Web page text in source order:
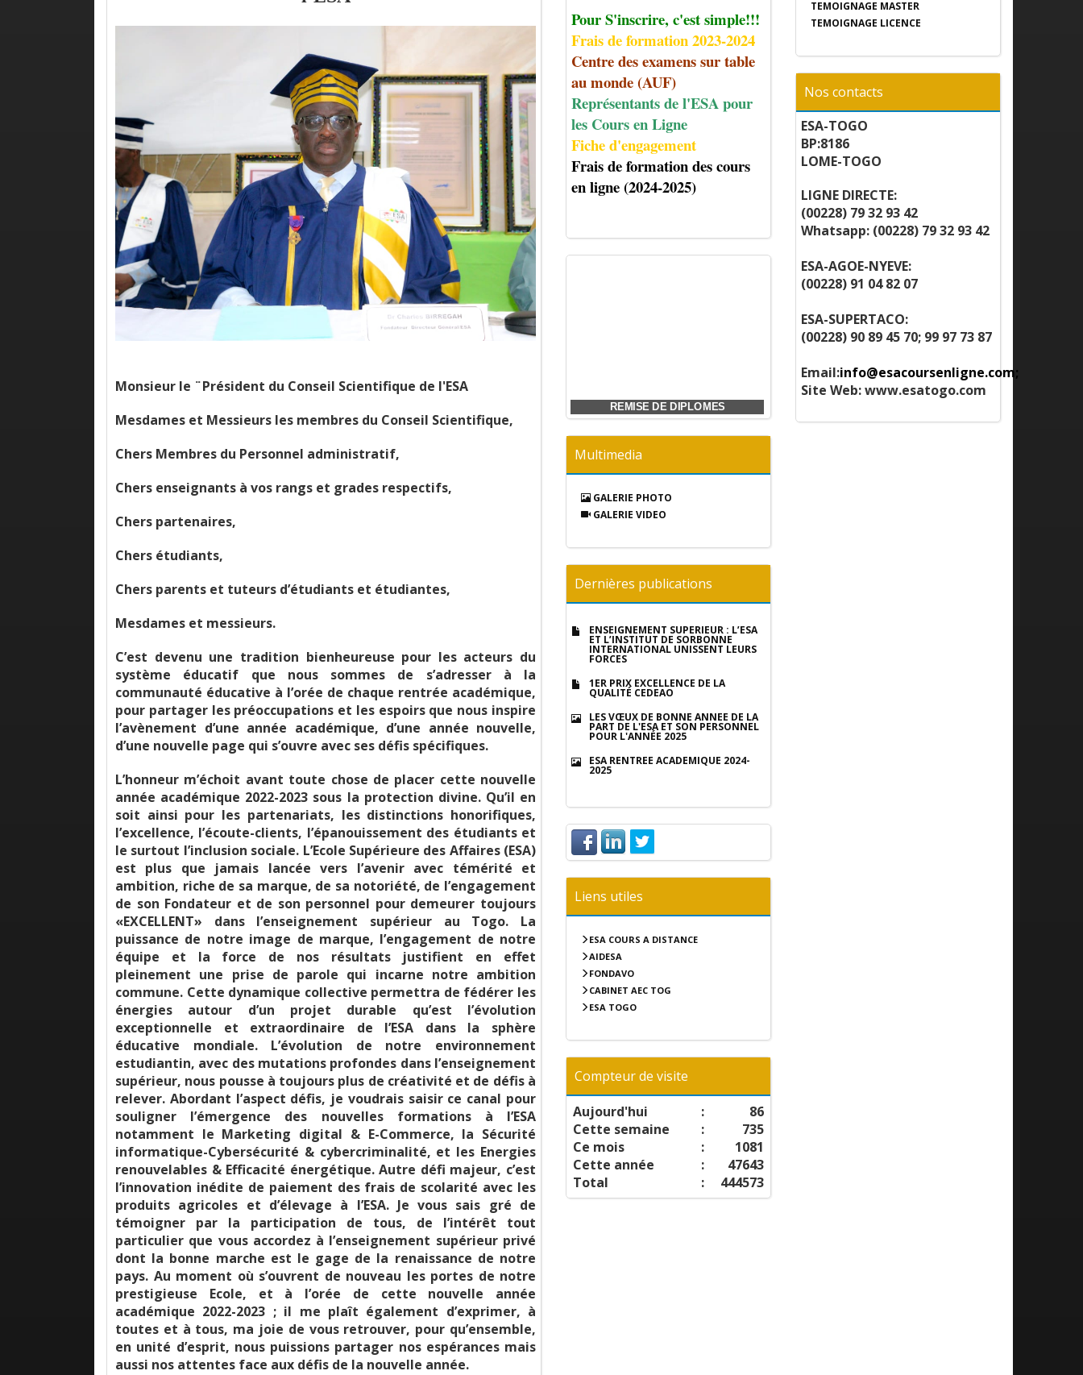
Monsieur le ¨Président du Conseil Scientifique de l'ESA
Mesdames et Messieurs les membres du Conseil Scientifique,
Chers Membres du Personnel administratif,
Chers enseignants à vos rangs et grades respectifs,
Chers partenaires,
Chers étudiants,
Chers parents et tuteurs d’étudiants et étudiantes,
Mesdames et messieurs.
C’est devenu une tradition bienheureuse pour les acteurs du
système éducatif que nous sommes de s’adresser à la
communauté éducative à l’orée de chaque rentrée académique,
pour partager les préoccupations et les espoirs que nous inspire
l’avènement d’une année académique, d’une année nouvelle,
d’une nouvelle page qui s’ouvre avec ses défis spécifiques.
L’honneur m’échoit avant toute chose de placer cette nouvelle
année académique 2022-2023 sous la protection divine. Qu’il en
soit ainsi pour les partenariats, les distinctions honorifiques,
l’excellence, l’écoute-clients, l’épanouissement des étudiants et
le surtout l’inclusion sociale. L’Ecole Supérieure des Affaires (ESA)
est plus que jamais lancée vers l’avenir avec témérité et
ambition, riche de sa marque, de sa notoriété, de l’engagement
de son Fondateur et de son personnel pour demeurer toujours
«EXCELLENT» dans l’enseignement supérieur au Togo. La
puissance de notre image de marque, l’engagement de notre
équipe et la force de nos résultats justifient en effet
pleinement une prise de parole qui incarne notre ambition
commune. Cette dynamique collective permettra de fédérer les
énergies autour d’un projet durable qu’est l’évolution
exceptionnelle et extraordinaire de l’ESA dans la sphère
éducative mondiale. L’évolution de notre environnement
estudiantin, avec des mutations profondes dans l’enseignement
supérieur, nous pousse à toujours plus de créativité et de défis à
relever. Abordant l’aspect défis, je voudrais saisir ce canal pour
souligner l’émergence des nouvelles formations à l’ESA
notamment le Marketing digital & E-Commerce, la Sécurité
informatique-Cybersécurité & cybercriminalité, et les Energies
renouvelables & Efficacité énergétique. Autre défi majeur, c’est
l’innovation inédite de paiement des frais de scolarité avec les
produits agricoles et d’élevage à l’ESA. Je vous sais gré de
témoigner par la participation de tous, de l’intérêt tout
particulier que vous accordez à l’enseignement supérieur privé
dont la bonne marche est le gage de la renaissance de notre
pays. Au moment où s’ouvrent de nouveau les portes de notre
prestigieuse Ecole, et à l’orée de cette nouvelle année
académique 2022-2023 ; il me plaît également d’exprimer, à
toutes et à tous, ma joie de vous retrouver, pour qu’ensemble,
en unité d’esprit, nous puissions partager nos espérances mais
aussi nos attentes face aux défis de la nouvelle année.
Pour S'inscrire, c'est simple!!!
Frais de formation 2023-2024
Centre des examens sur table
au monde (AUF)
Représentants de l'ESA pour
les Cours en Ligne
Fiche d'engagement
Frais de formation des cours
en ligne (2024-2025)
REMISE DE DIPLOMES
ESA, distinguée 1er Prix Qualité dans
CHAMPION BASKET DES
ESA CHAMPION DES OLYMPIADES
OUVERTURE DES OLYMPIADES DE
SOUTENANCE ET REMISE DE
SOUTENANCE ET REMISE DE
SOUTENANCE ET REMISE DE
SOUTENANCE ET REMISE DE
SOUTENANCE ET REMISE DE
Multimedia
GALERIE PHOTO
GALERIE VIDEO
Dernières publications
ENSEIGNEMENT SUPÉRIEUR : L’ESA
ET L’INSTITUT DE SORBONNE
INTERNATIONAL UNISSENT LEURS
FORCES
1ER PRIX EXCELLENCE DE LA
QUALITÉ CEDEAO
LES VŒUX DE BONNE ANNÉE DE LA
PART DE L'ESA ET SON PERSONNEL
POUR L'ANNÉE 2025
ESA RENTRÉE ACADÉMIQUE 2024-
2025
Liens utiles
ESA COURS A DISTANCE
AIDESA
FONDAVO
CABINET AEC TOG
ESA TOGO
Compteur de visite
Aujourd'hui
:
86
Cette semaine
:
735
Ce mois
:
1081
Cette année
:
47643
Total
: 444573
TEMOIGNAGE MASTER
TEMOIGNAGE LICENCE
Nos contacts
ESA-TOGO
BP:8186
LOME-TOGO
LIGNE DIRECTE:
(00228) 79 32 93 42
Whatsapp: (00228) 79 32 93 42
ESA-AGOE-NYEVE:
(00228) 91 04 82 07
ESA-SUPERTACO:
(00228) 90 89 45 70; 99 97 73 87
Email:info@esacoursenligne.com;
Site Web:www.esatogo.com